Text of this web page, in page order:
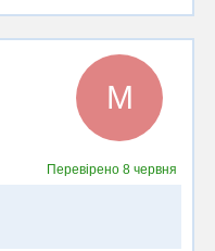
М
Перевірено 8 червня